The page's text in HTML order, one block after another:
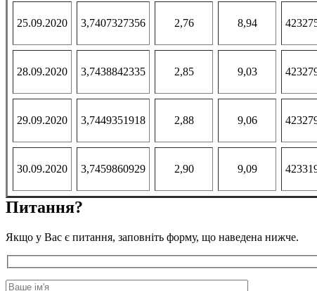
25.09.2020 3,7407327356 2,76 8,94
28.09.2020 3,7438842335 2,85 9,03
29.09.2020 3,7449351918 2,88 9,06
30.09.2020 3,7459860929 2,90 9,09
Питання?
Якщо у Вас є питання, заповніть форму, що наведена нижче.